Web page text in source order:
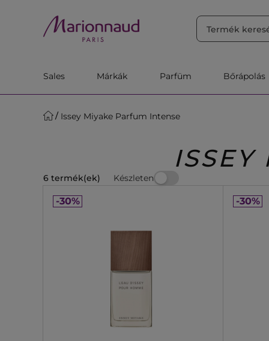
Sales Márkák Parfüm Bőrápolás
Issey Miyake Parfum Intense
ISSEY
6 termék(ek) Készleten
-30% -30%